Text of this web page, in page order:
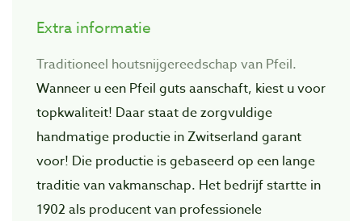
Extra informatie
Traditioneel houtsnijgereedschap van Pfeil.
Wanneer u een Pfeil guts aanschaft, kiest u voor
topkwaliteit! Daar staat de zorgvuIdige
handmatige productie in Zwitserland garant
voor! Die productie is gebaseerd op een lange
traditie van vakmanschap. Het bedrijf startte in
1902 als producent van professionele